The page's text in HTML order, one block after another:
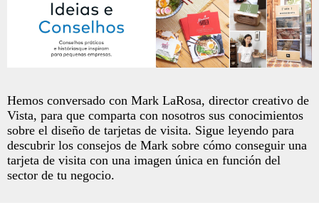
Hemos conversado con Mark LaRosa, director creativo de
Vista, para que comparta con nosotros sus conocimientos
sobre el diseño de tarjetas de visita. Sigue leyendo para
descubrir los consejos de Mark sobre cómo conseguir una
tarjeta de visita con una imagen única en función del
sector de tu negocio.